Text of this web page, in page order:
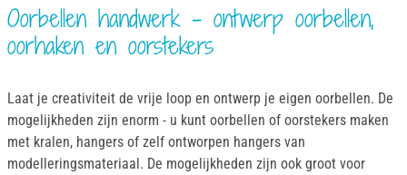
Oorbellen handwerk - ontwerp oorbellen,
oorhaken en oorstekers
Laat je creativiteit de vrije loop en ontwerp je eigen oorbellen. De
mogelijkheden zijn enorm - u kunt oorbellen of oorstekers maken
met kralen, hangers of zelf ontworpen hangers van
modelleringsmateriaal. De mogelijkheden zijn ook groot voor